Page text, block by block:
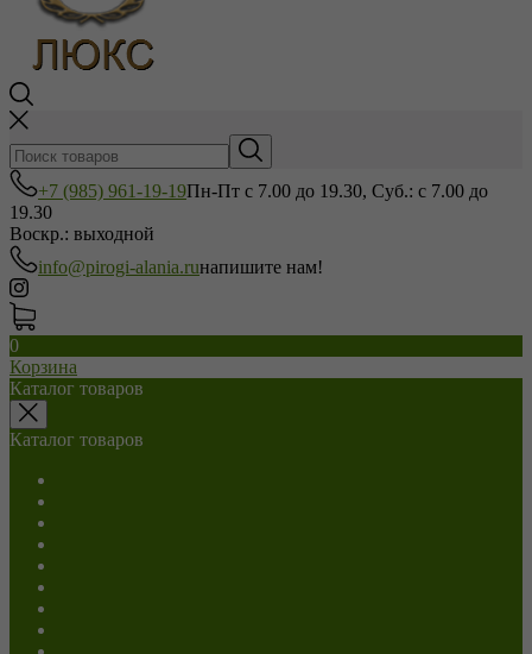
+7 (985) 961-19-19Пн-Пт с 7.00 до 19.30, Суб.: с 7.00 до
19.30
Воскр.: выходной
info@pirogi-alania.ruнапишите нам!
0
Корзина
Каталог товаров
Каталог товаров